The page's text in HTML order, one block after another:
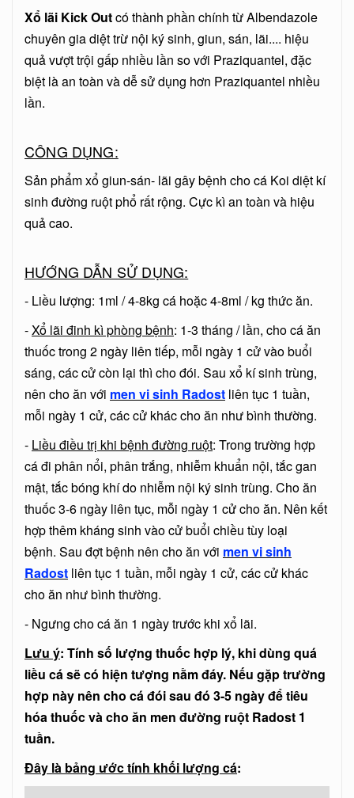
Xổ lãi Kick Outcó thành phần chính từ Albendazole
chuyên gia diệt trừ nội ký sinh, giun, sán, lãi.... hiệu
quả vượt trội gấp nhiều lần so với Praziquantel, đặc
biệt là an toàn và dễ sử dụng hơn Praziquantel nhiều
lần.
CÔNG DỤNG:
Sản phẩm xổ giun-sán- lãi gây bệnh cho cá Koi diệt kí
sinh đường ruột phổ rất rộng. Cực kì an toàn và hiệu
quả cao.
HƯỚNG DẪN SỬ DỤNG:
- Liều lượng: 1ml / 4-8kg cá hoặc 4-8ml / kg thức ăn.
-Xổ lãi đinh kì phòng bệnh: 1-3 tháng / lần, cho cá ăn
thuốc trong 2 ngày liên tiếp, mỗi ngày 1 cử vào buổi
sáng, các cử còn lại thì cho đói. Sau xổ kí sinh trùng,
nên cho ăn với men vi sinh Radost liên tục 1 tuần,
mỗi ngày 1 cử, các cử khác cho ăn như bình thường.
- Liều điều trị khi bệnh đường ruột: Trong trường hợp
cá đi phân nổi, phân trắng, nhiễm khuẩn nội, tắc gan
mật, tắc bóng khí do nhiễm nội ký sinh trùng. Cho ăn
thuốc 3-6 ngày liên tục, mỗi ngày 1 cử cho ăn. Nên kết
hợp thêm kháng sinh vào cử buổi chiều tùy loại
bệnh. Sau đợt bệnh nên cho ăn với men vi sinh
Radost liên tục 1 tuần, mỗi ngày 1 cử, các cử khác
cho ăn như bình thường.
- Ngưng cho cá ăn 1 ngày trước khi xổ lãi.
Lưu ý: Tính số lượng thuốc hợp lý, khi dùng quá
liều cá sẽ có hiện tượng nằm đáy. Nếu gặp trường
hợp này nên cho cá đói sau đó 3-5 ngày để tiêu
hóa thuốc và cho ăn men đường ruột Radost 1
tuần.
Đây là bảng ước tính khối lượng cá: